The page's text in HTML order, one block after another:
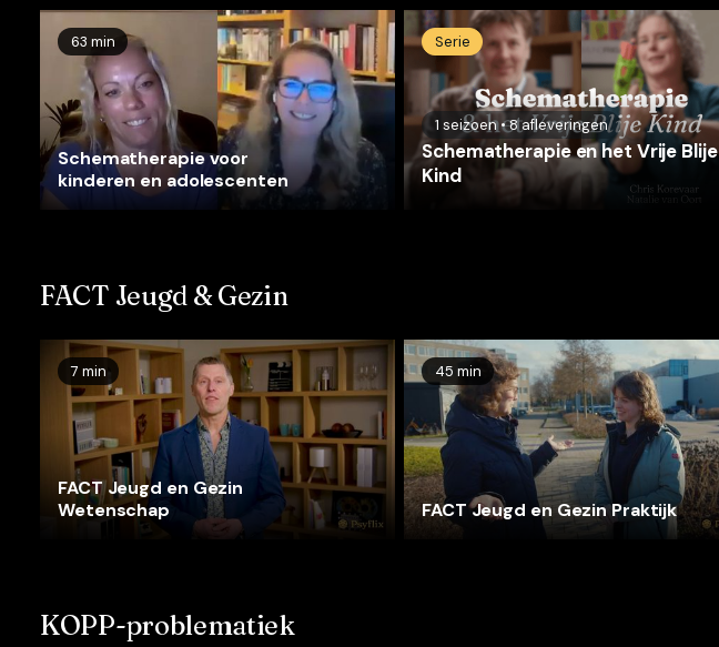
63 min
Schematherapie voor
kinderen en adolescenten
Serie
1 seizoen•8afleveringen
Schematherapie en het Vrije Blije
Kind
FACT Jeugd & Gezin
7 min
FACT Jeugd en Gezin
Wetenschap
45 min
FACT Jeugd en Gezin Praktijk
KOPP-problematiek